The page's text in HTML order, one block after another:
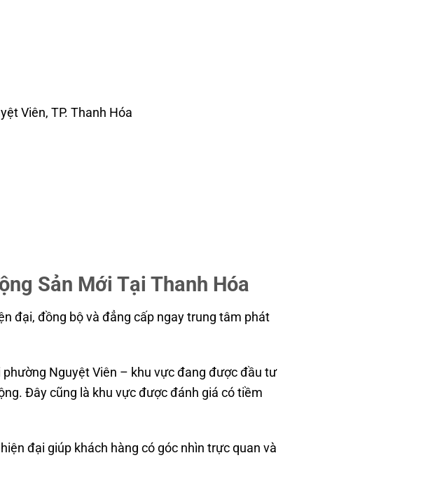
Viên, TP. Thanh Hóa
Sản Mới Tại Thanh Hóa
đại, đồng bộ và đẳng cấp ngay trung tâm phát
Nguyệt Viên – khu vực đang được đầu tư
Đây cũng là khu vực được đánh giá có tiềm
đại giúp khách hàng có góc nhìn trực quan và